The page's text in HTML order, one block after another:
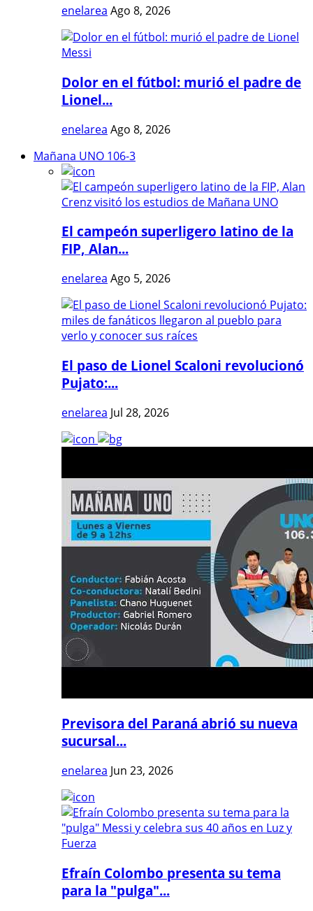
enelarea Ago 8, 2026
Dolor en el fútbol: murió el padre de
Lionel...
enelarea Ago 8, 2026
Mañana UNO 106-3
El campeón superligero latino de la
FIP, Alan...
enelarea Ago 5, 2026
El paso de Lionel Scaloni revolucionó
Pujato:...
enelarea Jul 28, 2026
Previsora del Paraná abrió su nueva
sucursal...
enelarea Jun 23, 2026
Efraín Colombo presenta su tema
para la "pulga"...